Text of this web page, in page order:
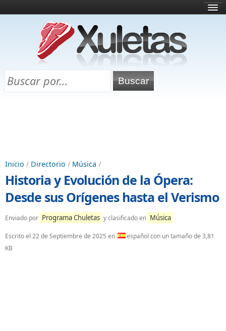
¿Qué es esto?
Directorio
Chuletas para exámenes
Inicio / Directorio / Música /
Historia y Evolución de la Ópera:
Desde sus Orígenes hasta el Verismo
Enviado por Programa Chuletas y clasificado en Música
Escrito el 22 de Septiembre de 2025 en
español con un tamaño de 3,81
KB